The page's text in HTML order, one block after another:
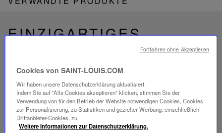
EINZIGARTIGES
abspielen
Cookies von SAINT-LOUIS.COM
Wir haben unsere Datenschutzerklärung aktualisiert.
Indem Sie auf "Alle Cookies akzeptieren" klicken, stimmen Sie der
Verwendung von für den Betrieb der Website notwendigen Cookies, Cookies
zur Personalisierung, zu Statistiken und gezielter Werbung, einschließlich
Drittanbieter-Cookies, zu.
Weitere Informationen zur Datenschutzerklärung.
Fortfahren ohne Akzeptieren